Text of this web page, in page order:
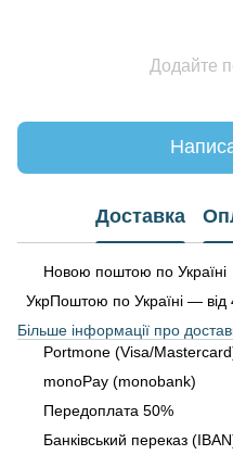
Додайте
Доставка
Новою поштою по Україні
УкрПоштою по Україні — від
Більше інформації про
Portmone (Visa/
monoPay (monobank)
Передоплата 50%
Банківський переказ